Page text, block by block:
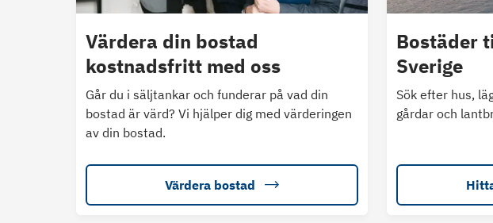
Värdera din bostad
kostnadsfritt med oss
Går du i säljtankar och funderar på vad din
bostad är värd? Vi hjälper dig med värderingen
av din bostad.
Värdera bostad
Bostäder
Sverige
Sök efter hus,
gårdar och